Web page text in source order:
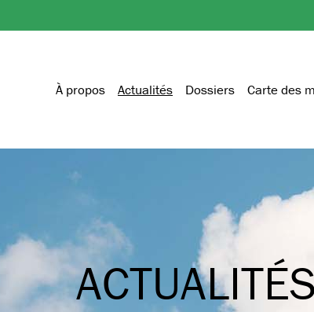
À propos Actualités Dossiers Carte des
ACTUALITÉS